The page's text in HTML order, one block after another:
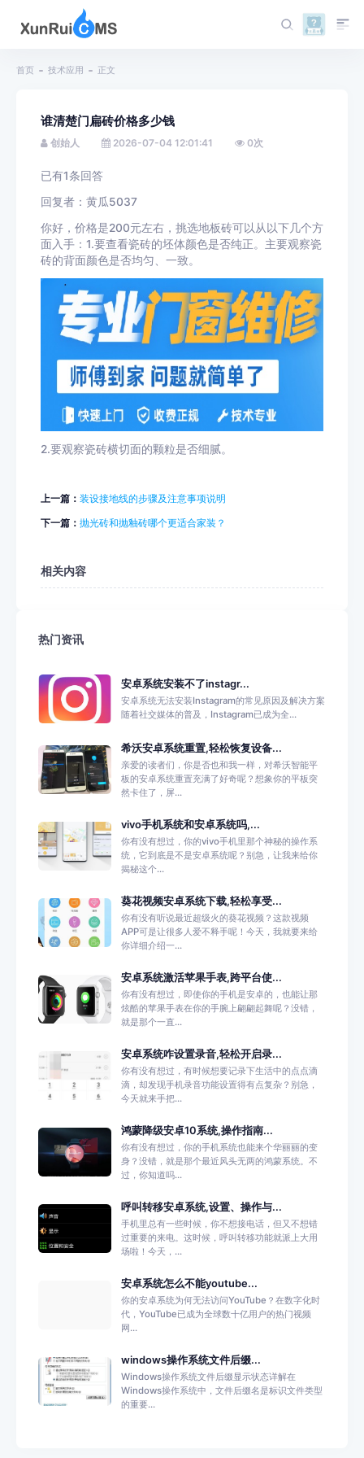
首页 技术应用 正文
谁清楚门扁砖价格多少钱
创始人 2026-07-04 12:01:41 0次
已有1条回答
回复者：黄瓜5037
你好，价格是200元左右，挑选地板砖可以从以下几个方
面入手：1.要查看瓷砖的坯体颜色是否纯正。主要观察瓷
砖的背面颜色是否均匀、一致。
2.要观察瓷砖横切面的颗粒是否细腻。
上一篇： 装设接地线的步骤及注意事项说明
下一篇： 抛光砖和抛釉砖哪个更适合家装？
相关内容
热门资讯
安卓系统安装不了instagr...
安卓系统无法安装Instagram的常见原因及解决方案
随着社交媒体的普及，Instagram已成为全...
希沃安卓系统重置,轻松恢复设备...
亲爱的读者们，你是否也和我一样，对希沃智能平
板的安卓系统重置充满了好奇呢？想象你的平板突
然卡住了，屏...
vivo手机系统和安卓系统吗,...
你有没有想过，你的vivo手机里那个神秘的操作系
统，它到底是不是安卓系统呢？别急，让我来给你
揭秘这个...
葵花视频安卓系统下载,轻松享受...
你有没有听说最近超级火的葵花视频？这款视频
APP可是让很多人爱不释手呢！今天，我就要来给
你详细介绍一...
安卓系统激活苹果手表,跨平台使...
你有没有想过，即使你的手机是安卓的，也能让那
炫酷的苹果手表在你的手腕上翩翩起舞呢？没错，
就是那个一直...
安卓系统咋设置录音,轻松开启录...
你有没有想过，有时候想要记录下生活中的点点滴
滴，却发现手机录音功能设置得有点复杂？别急，
今天就来手把...
鸿蒙降级安卓10系统,操作指南...
你有没有想过，你的手机系统也能来个华丽丽的变
身？没错，就是那个最近风头无两的鸿蒙系统。不
过，你知道吗...
呼叫转移安卓系统,设置、操作与...
手机里总有一些时候，你不想接电话，但又不想错
过重要的来电。这时候，呼叫转移功能就派上大用
场啦！今天，...
安卓系统怎么不能youtube...
你的安卓系统为何无法访问YouTube？在数字化时
代，YouTube已成为全球数十亿用户的热门视频
网...
windows操作系统文件后缀...
Windows操作系统文件后缀显示状态详解在
Windows操作系统中，文件后缀名是标识文件类型
的重要...